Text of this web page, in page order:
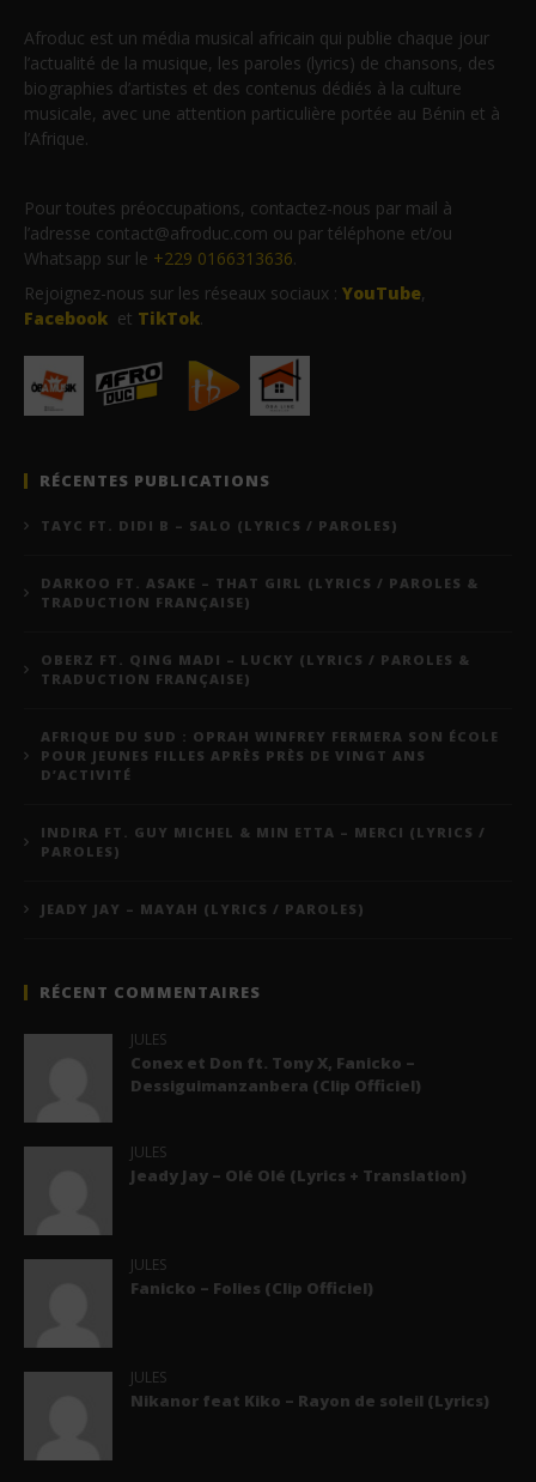
Afroduc est un média musical africain qui publie chaque jour
l’actualité de la musique, les paroles (lyrics) de chansons, des
biographies d’artistes et des contenus dédiés à la culture
musicale, avec une attention particulière portée au Bénin et à
l’Afrique.
Pour toutes préoccupations, contactez-nous par mail à
l’adresse contact@afroduc.com ou par téléphone et/ou
Whatsapp sur le +229 0166313636.
Rejoignez-nous sur les réseaux sociaux : YouTube,
Facebook et TikTok.
RÉCENTES PUBLICATIONS
TAYC FT. DIDI B – SALO (LYRICS / PAROLES)
DARKOO FT. ASAKE – THAT GIRL (LYRICS / PAROLES &
TRADUCTION FRANÇAISE)
OBERZ FT. QING MADI – LUCKY (LYRICS / PAROLES &
TRADUCTION FRANÇAISE)
AFRIQUE DU SUD : OPRAH WINFREY FERMERA SON ÉCOLE
POUR JEUNES FILLES APRÈS PRÈS DE VINGT ANS
D’ACTIVITÉ
INDIRA FT. GUY MICHEL & MIN ETTA – MERCI (LYRICS /
PAROLES)
JEADY JAY – MAYAH (LYRICS / PAROLES)
RÉCENT COMMENTAIRES
JULES
Conex et Don ft. Tony X, Fanicko –
Dessiguimanzanbera (Clip Officiel)
JULES
Jeady Jay – Olé Olé (Lyrics + Translation)
JULES
Fanicko – Folies (Clip Officiel)
JULES
Nikanor feat Kiko – Rayon de soleil (Lyrics)